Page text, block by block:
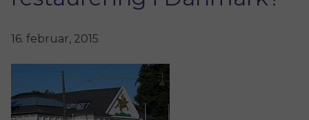
16. februar, 2015